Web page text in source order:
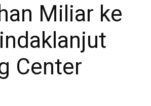
Miliar ke
Center